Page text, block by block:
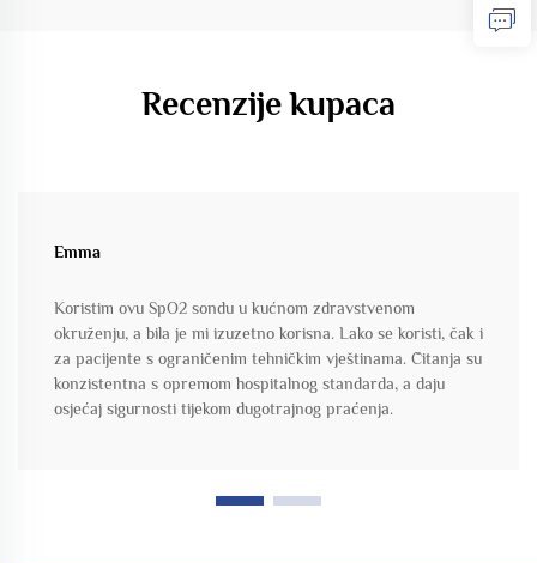
Recenzije kupaca
Emma
Koristim ovu SpO2 sondu u kućnom zdravstvenom
okruženju, a bila je mi izuzetno korisna. Lako se koristi, čak i
za pacijente s ograničenim tehničkim vještinama. Čitanja su
konzistentna s opremom hospitalnog standarda, a daju
osjećaj sigurnosti tijekom dugotrajnog praćenja.